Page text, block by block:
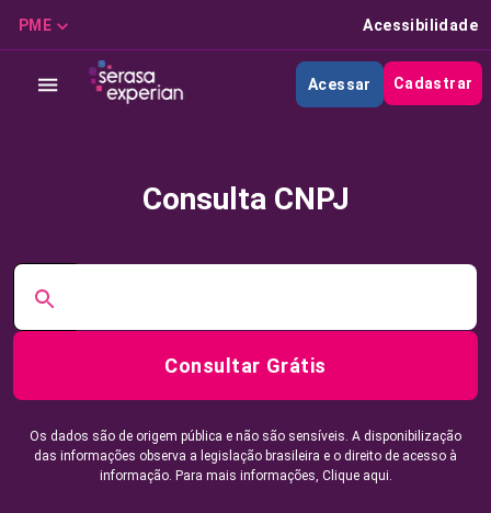
PME Acessibilidade
Acessar Cadastrar
Consulta CNPJ
Consultar Grátis
Os dados são de origem pública e não são sensíveis. A disponibilização
das informações observa a legislação brasileira e o direito de acesso à
informação. Para mais informações, Clique aqui.